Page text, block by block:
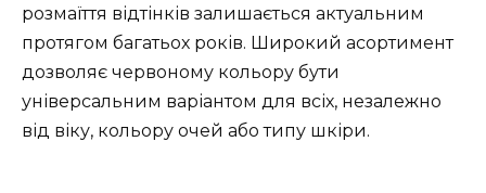
розмаїття відтінків залишається актуальним
протягом багатьох років. Широкий асортимент
дозволяє червоному кольору бути
універсальним варіантом для всіх, незалежно
від віку, кольору очей або типу шкіри.